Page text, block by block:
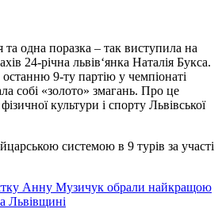
та одна поразка – так виступила на
24-річна львів‘янка Наталія Букса.
9-ту партію у чемпіонаті
собі «золото» змагань. Про це
культури і спорту Львівської
системою в 9 турів за участі
Анну Музичук обрали найкращою
Львівщині